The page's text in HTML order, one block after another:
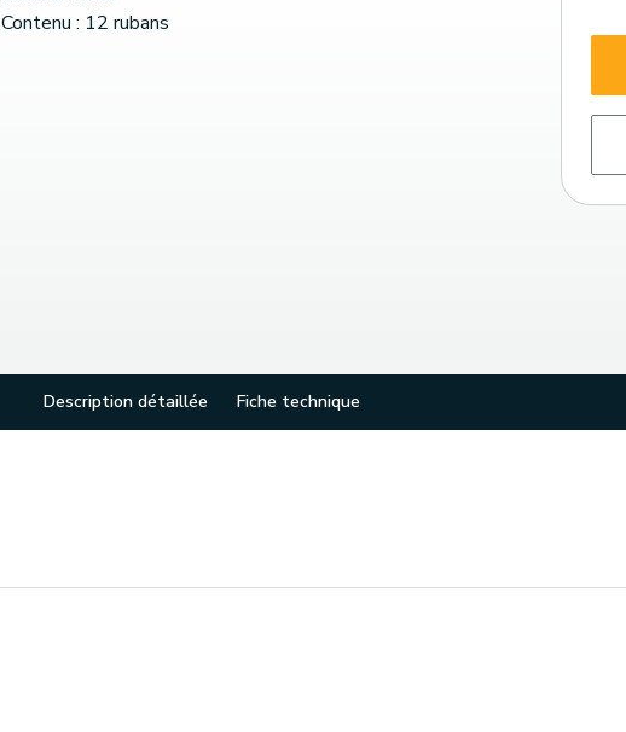
Contenu : 12 rubans
Description détaillée Fiche technique